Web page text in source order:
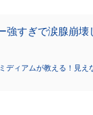
強すぎで涙腺崩壊
ディアムが教える！見え